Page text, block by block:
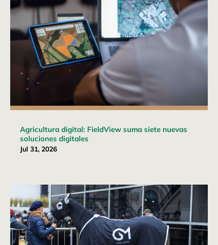
Agricultura digital: FieldView suma siete nuevas
soluciones digitales
Jul 31, 2026